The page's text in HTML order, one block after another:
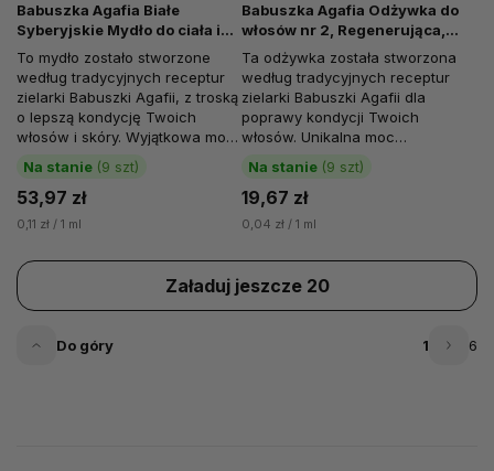
Babuszka Agafia Białe
Syberyjskie Mydło do ciała i
włosów, 500 ml
Na stanie (9 szt)
53,97 zł
0,11 zł / 1 ml
To mydło zostało stworzone
według tradycyjnych receptur
zielarki Babuszki Agafii, z troską
o lepszą kondycję Twoich
włosów i skóry. Wyjątkowa moc
ziół zawartych w składzie...
Babuszka Agafia Odżywka do
włosów nr 2, Regenerująca,
Brzozowy propolis, 550 ml
Na stanie (9 szt)
19,67 zł
0,04 zł / 1 ml
Ta odżywka została stworzona
według tradycyjnych receptur
zielarki Babuszki Agafii dla
poprawy kondycji Twoich
włosów. Unikalna moc
syberyjskich ziół zawartych w...
Załaduj jeszcze 20
1 6
Do góry